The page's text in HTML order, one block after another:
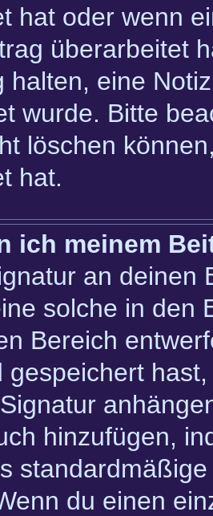
hat oder wenn
überarbeitet
halten, eine
wurde. Bitte
löschen
hat.
ich meinem
an deinen
solche in den
Bereich
gespeichert
hinzufügen,
du einen